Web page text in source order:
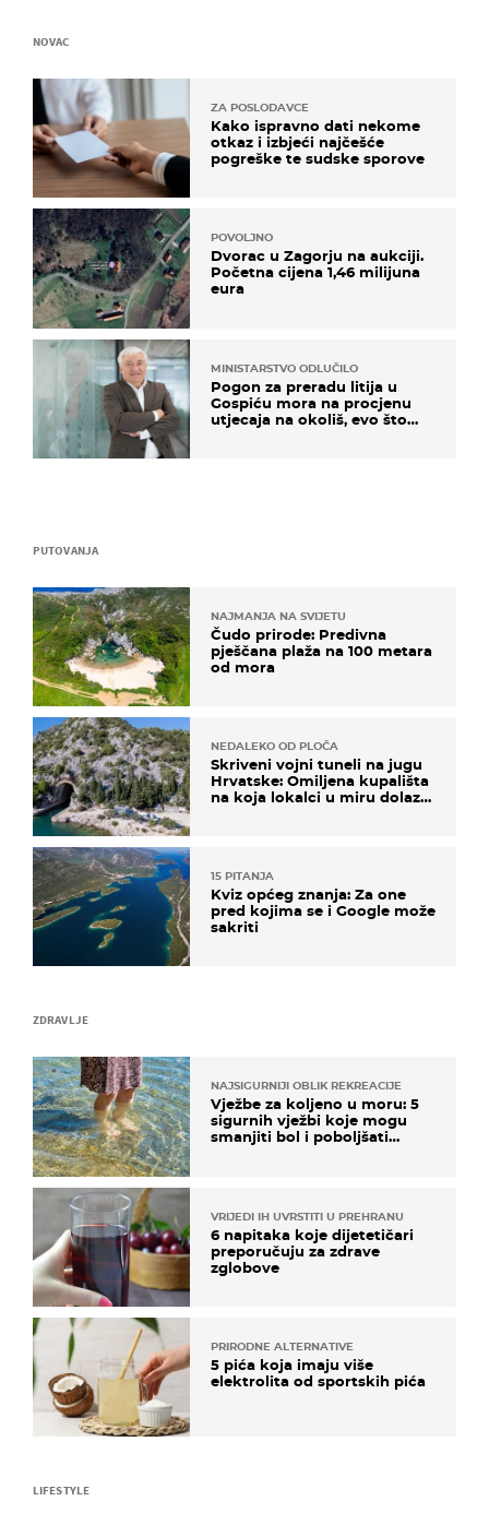
ZDRAVLJE
NAJSIGURNIJI OBLIK REKREACIJE
Vježbe za koljeno u moru: 5
sigurnih vježbi koje mogu
smanjiti bol i poboljšati
VRIJEDI IH UVRSTITI U PREHRANU
6 napitaka koje dijetetičari
preporučuju za zdrave
zglobove
PRIRODNE ALTERNATIVE
5 pića koja imaju više
elektrolita od sportskih pića
PUTOVANJA
NAJMANJA NA SVIJETU
Čudo prirode: Predivna
pješčana plaža na 100 metara
od mora
NEDALEKO OD PLOČA
Skriveni vojni tuneli na jugu
Hrvatske: Omiljena kupališta
na koja lokalci u miru dolaze
15 PITANJA
Kviz općeg znanja: Za one
pred kojima se i Google može
sakriti
NOVAC
ZA POSLODAVCE
Kako ispravno dati nekome
otkaz i izbjeći najčešće
pogreške te sudske sporove
POVOLJNO
Dvorac u Zagorju na aukciji.
Početna cijena 1,46 milijuna
eura
MINISTARSTVO ODLUČILO
Pogon za preradu litija u
Gospiću mora na procjenu
utjecaja na okoliš, evo što
LIFESTYLE